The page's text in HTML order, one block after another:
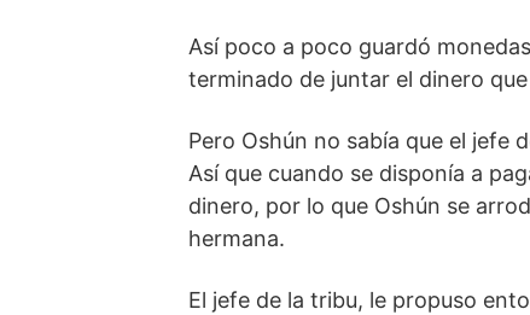
Así poco a poco guardó
terminado de juntar el dinero
Pero Oshún no sabía que el jefe
Así que cuando se disponía a
dinero, por lo que Oshún se
hermana.
El jefe de la tribu, le propuso